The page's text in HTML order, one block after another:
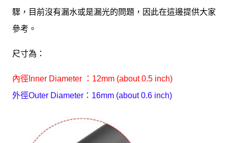
驟，目前沒有漏水或是漏光的問題，因此在這邊提供大家
參考。
尺寸為：
內徑 Inner Diameter ： 12mm (about0.5 inch)
外徑Outer Diameter ：16mm (about0.6 inch)